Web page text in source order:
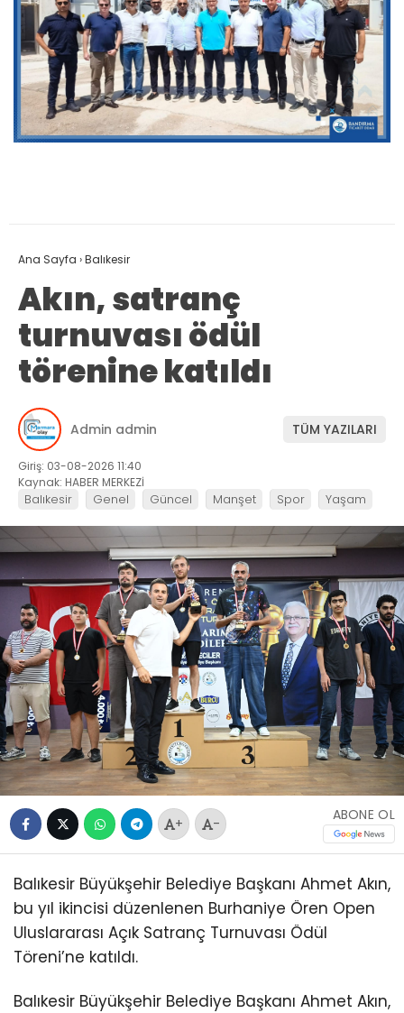
Ana Sayfa ›Balıkesir
Akın, satranç
turnuvası ödül
törenine katıldı
Admin admin TÜM YAZILARI
Giriş: 03-08-2026 11:40
Kaynak: HABER MERKEZİ
Balıkesir Genel Güncel Manşet Spor Yaşam
+ -
ABONE OL
Balıkesir Büyükşehir Belediye Başkanı Ahmet Akın,
bu yıl ikincisi düzenlenen Burhaniye Ören Open
Uluslararası Açık Satranç Turnuvası Ödül
Töreni’ne katıldı.
Balıkesir Büyükşehir Belediye Başkanı Ahmet Akın,